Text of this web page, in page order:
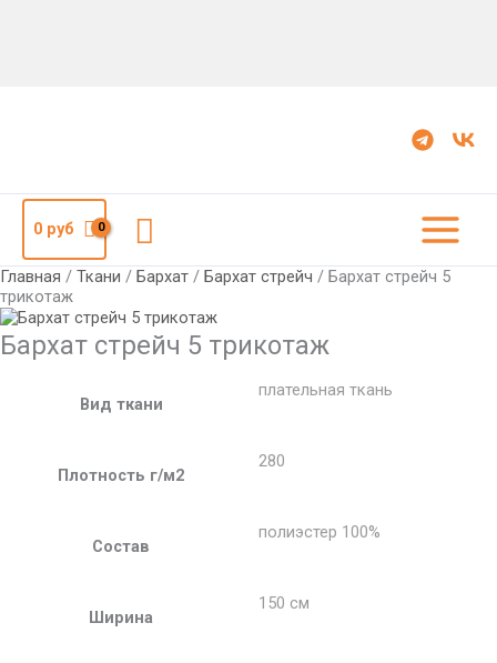
0руб Поиск
Главная / Ткани / Бархат / Бархат стрейч / Бархат стрейч 5
трикотаж
Бархат стрейч 5 трикотаж
Вид ткани
плательная ткань
Плотность г/м2
280
Состав
полиэстер 100%
Ширина
150 см